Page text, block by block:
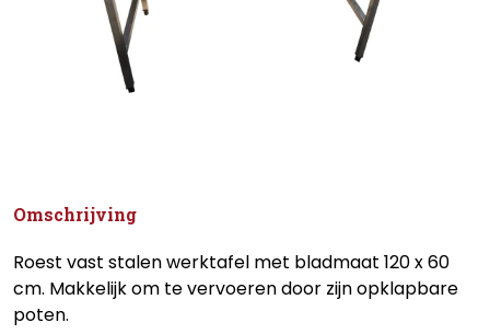
Omschrijving
Roest vast stalen werktafel met bladmaat 120 x 60
cm. Makkelijk om te vervoeren door zijn opklapbare
poten.